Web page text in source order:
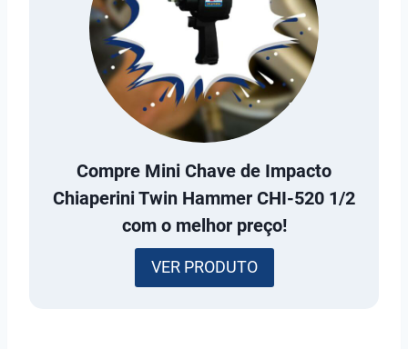
Compre Mini Chave de Impacto
Chiaperini Twin Hammer CHI-520 1/2
com o melhor preço!
VER PRODUTO